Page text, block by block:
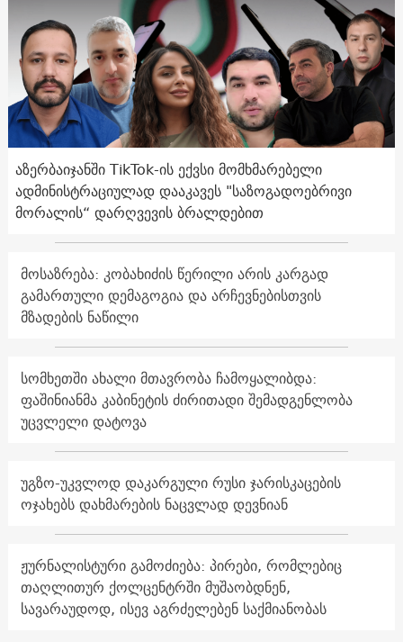
აზერბაიჯანში TikTok-ის ექვსი მომხმარებელი
ადმინისტრაციულად დააკავეს "საზოგადოებრივი
მორალის“ დარღვევის ბრალდებით
მოსაზრება: კობახიძის წერილი არის კარგად
გამართული დემაგოგია და არჩევნებისთვის
მზადების ნაწილი
სომხეთში ახალი მთავრობა ჩამოყალიბდა:
ფაშინიანმა კაბინეტის ძირითადი შემადგენლობა
უცვლელი დატოვა
უგზო-უკვლოდ დაკარგული რუსი ჯარისკაცების
ოჯახებს დახმარების ნაცვლად დევნიან
ჟურნალისტური გამოძიება: პირები, რომლებიც
თაღლითურ ქოლცენტრში მუშაობდნენ,
სავარაუდოდ, ისევ აგრძელებენ საქმიანობას